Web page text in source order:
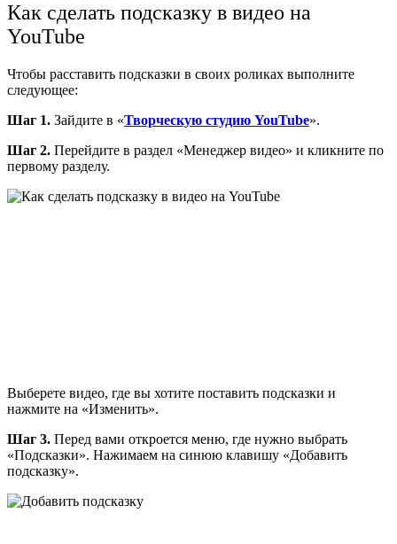
Как сделать подсказку в видео на
YouTube
Чтобы расставить подсказки в своих роликах выполните
следующее:
Шаг 1. Зайдите в «Творческую студию YouTube».
Шаг 2. Перейдите в раздел «Менеджер видео» и кликните по
первому разделу.
Выберете видео, где вы хотите поставить подсказки и
нажмите на «Изменить».
Шаг 3. Перед вами откроется меню, где нужно выбрать
«Подсказки». Нажимаем на синюю клавишу «Добавить
подсказку».